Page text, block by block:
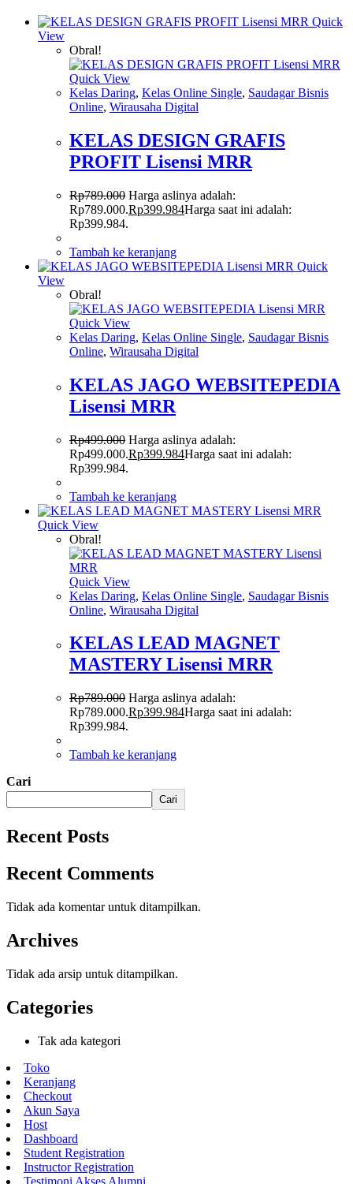
Quick
View
Obral!
Quick View
Kelas Daring, Kelas Online Single, Saudagar Bisnis
Online, Wirausaha Digital
KELAS DESIGN GRAFIS
PROFIT Lisensi MRR
Rp789.000 Harga aslinya adalah:
Rp789.000.Rp399.984Harga saat ini adalah:
Rp399.984.
Tambah ke keranjang
Quick
View
Obral!
Quick View
Kelas Daring, Kelas Online Single, Saudagar Bisnis
Online, Wirausaha Digital
KELAS JAGO WEBSITEPEDIA
Lisensi MRR
Rp499.000 Harga aslinya adalah:
Rp499.000.Rp399.984Harga saat ini adalah:
Rp399.984.
Tambah ke keranjang
Quick View
Obral!
Quick View
Kelas Daring, Kelas Online Single, Saudagar Bisnis
Online, Wirausaha Digital
KELAS LEAD MAGNET
MASTERY Lisensi MRR
Rp789.000 Harga aslinya adalah:
Rp789.000.Rp399.984Harga saat ini adalah:
Rp399.984.
Tambah ke keranjang
Cari
Cari
Recent Posts
Recent Comments
Tidak ada komentar untuk ditampilkan.
Archives
Tidak ada arsip untuk ditampilkan.
Categories
Tak ada kategori
Toko
Keranjang
Checkout
Akun Saya
Host
Dashboard
Student Registration
Instructor Registration
Testimoni Akses Alumni